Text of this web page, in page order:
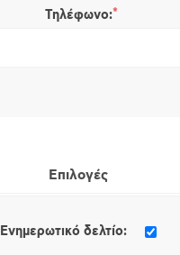
Τηλέφωνο:*
Επιλογές
Ενημερωτικό δελτίο: